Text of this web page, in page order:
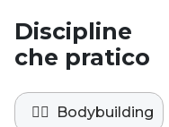
Discipline
che pratico
🏋️‍♀️ Bodybuilding